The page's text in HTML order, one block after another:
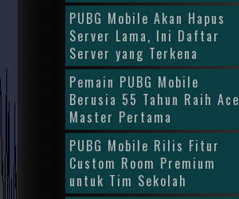
PUBG Mobile Akan Hapus
Server Lama, Ini Daftar
Server yang Terkena
Pemain PUBG Mobile
Berusia 55 Tahun Raih Ace
Master Pertama
PUBG Mobile Rilis Fitur
Custom Room Premium
untuk Tim Sekolah